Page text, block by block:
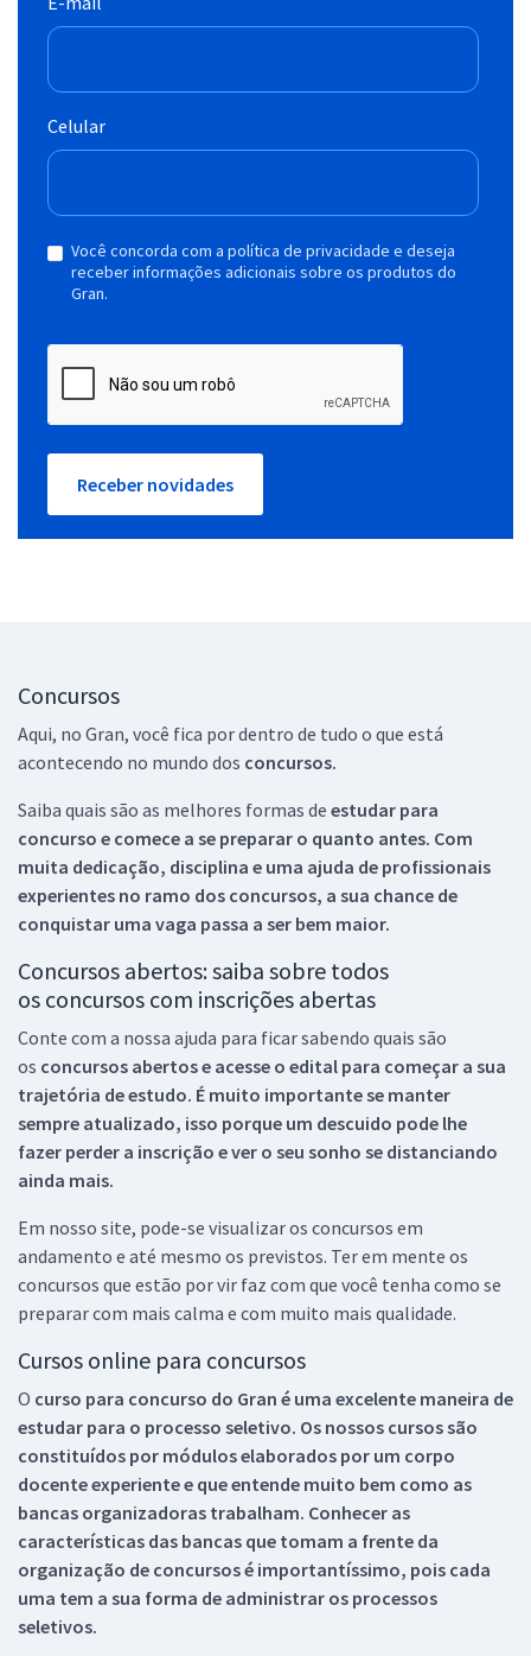
Celular
Você concorda com a política de privacidade e deseja
receber informações adicionais sobre os produtos do
Gran.
Receber novidades
Concursos
Aqui, no Gran, você fica por dentro de tudo o que está
acontecendo no mundo dos concursos.
Saiba quais são as melhores formas de estudar para
concurso e comece a se preparar o quanto antes. Com
muita dedicação, disciplina e uma ajuda de profissionais
experientes no ramo dos concursos, a sua chance de
conquistar uma vaga passa a ser bem maior.
Concursos abertos: saiba sobre todos
os concursos com inscrições abertas
Conte com a nossa ajuda para ficar sabendo quais são
os concursos abertos e acesse o edital para começar a sua
trajetória de estudo. É muito importante se manter
sempre atualizado, isso porque um descuido pode lhe
fazer perder a inscrição e ver o seu sonho se distanciando
ainda mais.
Em nosso site, pode-se visualizar os concursos em
andamento e até mesmo os previstos. Ter em mente os
concursos que estão por vir faz com que você tenha como se
preparar com mais calma e com muito mais qualidade.
Cursos online para concursos
O curso para concurso do Gran é uma excelente maneira de
estudar para o processo seletivo. Os nossos cursos são
constituídos por módulos elaborados por um corpo
docente experiente e que entende muito bem como as
bancas organizadoras trabalham. Conhecer as
características das bancas que tomam a frente da
organização de concursos é importantíssimo, pois cada
uma tem a sua forma de administrar os processos
seletivos.